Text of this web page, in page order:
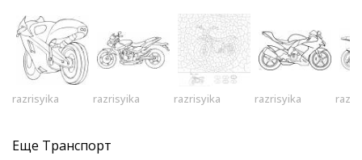
razrisyika razrisyika razrisyika razrisyika
Еще Транспорт